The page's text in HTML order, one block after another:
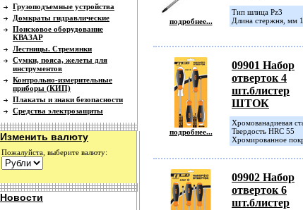
Грузоподъемные устройства
Домкраты гидравлические
Поисковое оборудование
КВАЗАР
Лестницы. Стремянки
Сумки, пояса, желеты для
инструментов
Контрольно-измерительные
приборы (КИП)
Плакаты и знаки безопасности
Средства электрозащиты
Изменить валюту
Пожалуйста, выберите валюту:
Новости
подробнее...
Тип шлица Pz3
Длина стержня, мм
подробнее...
09901 Набор
отверток 4
шт.блистер
ШТОК
Хромованадиевая
Твердость HRC 55
Хромированное
09902 Набор
отверток 6
шт.блистер